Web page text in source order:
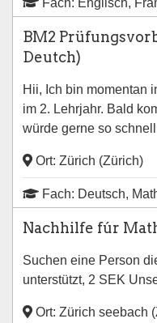
BM2
Deutch)
Hii, Ich bin momentan
im 2. Lehrjahr. Bald
würde gerne so
Ort: Zürich (Zürich)
Fach: Deutsch,
Nachhilfe fúr
Suchen eine Person
unterstützt, 2 SEK
Ort: Zürich seebach